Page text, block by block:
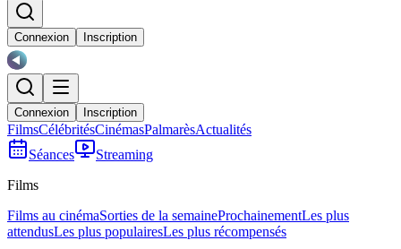
Connexion Inscription
Connexion Inscription
FilmsCélébritésCinémasPalmarèsActualités
Séances
Streaming
Films
Films au cinémaSorties de la semaineProchainementLes plus
attendusLes plus populairesLes plus récompensés